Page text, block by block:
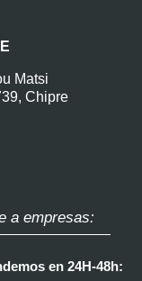
Matsi
Chipre
a empresas:
en 24H-48h: